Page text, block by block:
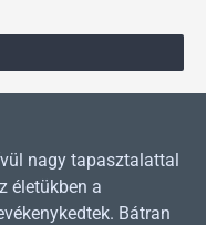
nagy tapasztalattal
életükben a
Bátran